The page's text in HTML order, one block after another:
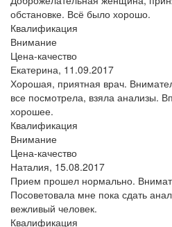
обстановке. Всё было хорошо.
Квалификация
Внимание
Цена-качество
Екатерина, 11.09.2017
Хорошая, приятная врач.
все посмотрела, взяла анализы.
хорошее.
Квалификация
Внимание
Цена-качество
Наталия, 15.08.2017
Прием прошел нормально.
Посоветовала мне пока сдать
вежливый человек.
Квалификация